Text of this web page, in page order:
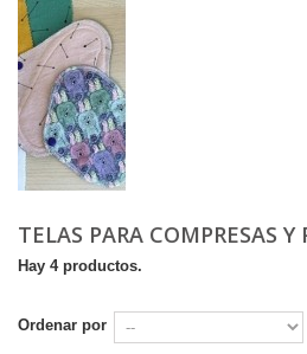
TELAS PARA COMPRESAS Y
Hay 4 productos.
Ordenar por